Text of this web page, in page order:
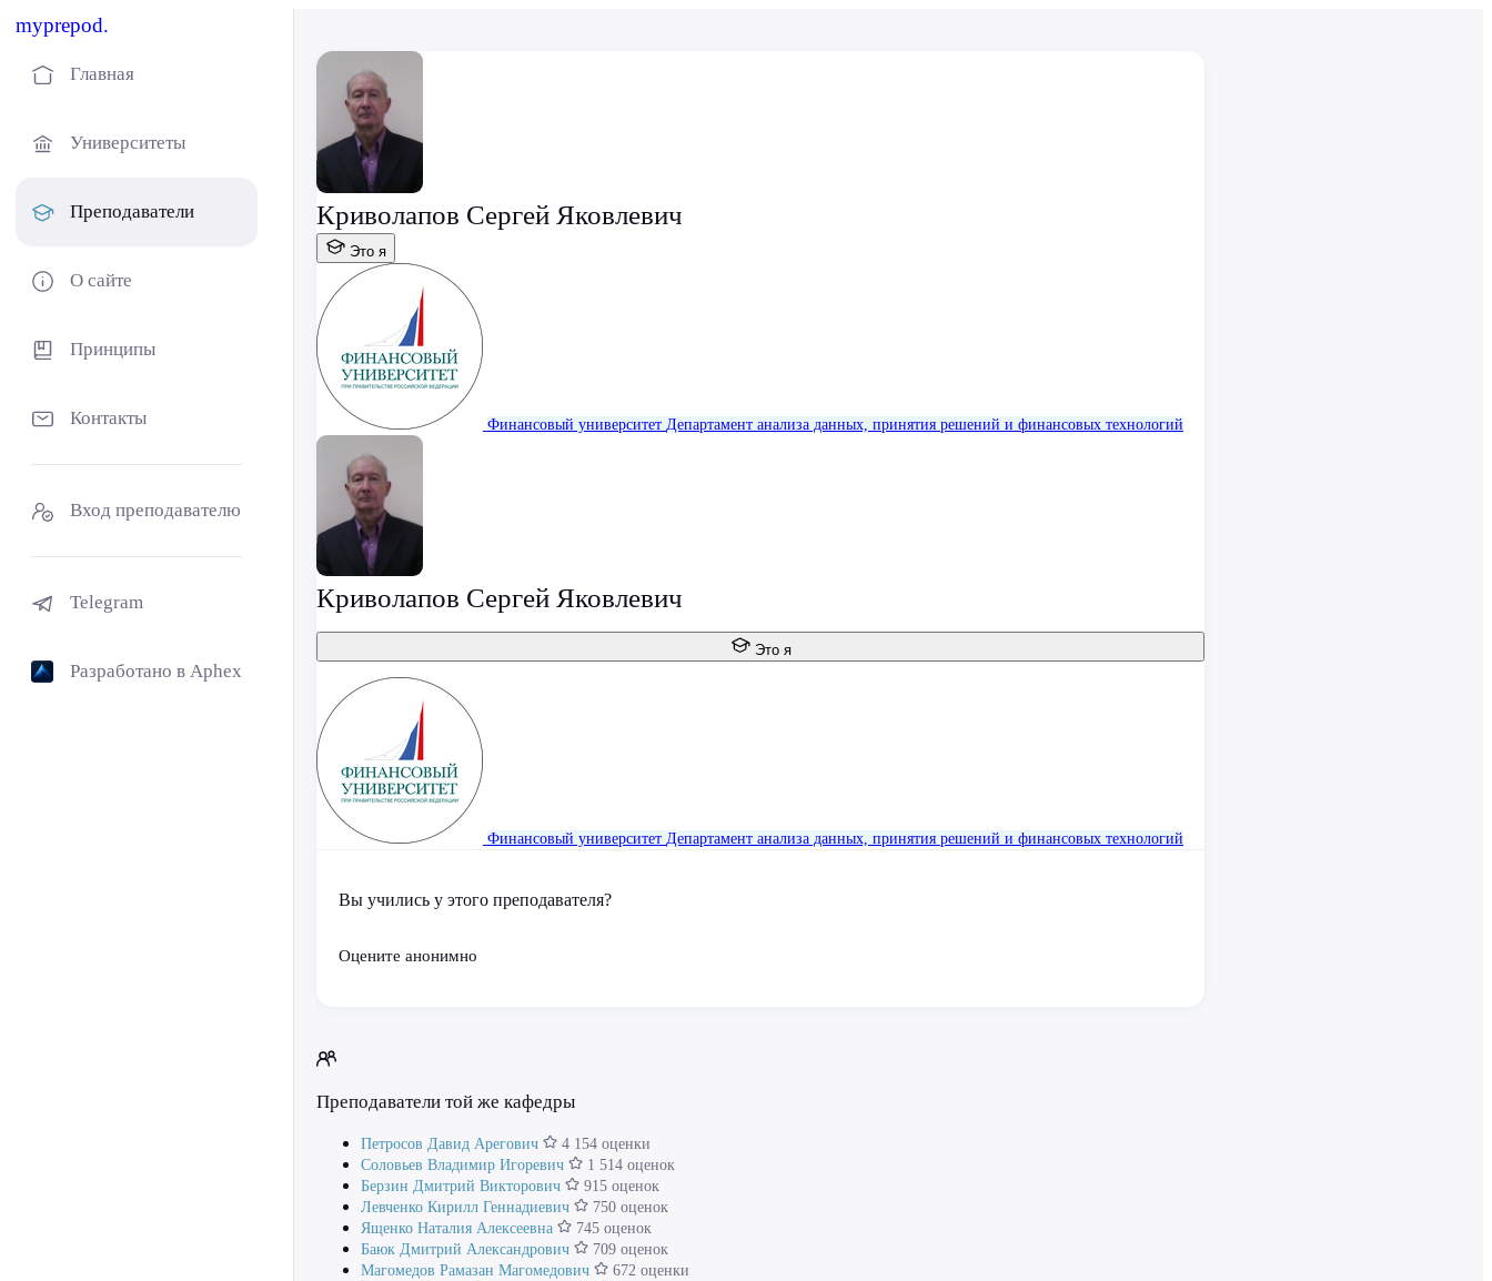
myprepod.
Главная
Университеты
Преподаватели
О сайте
Принципы
Контакты
Вход преподавателю
Telegram
Разработано в Aphex
Криволапов Сергей Яковлевич
Это я
Финансовый университет Департамент анализа данных, принятия решений и финансовых технологий
Криволапов Сергей Яковлевич
Это я
Финансовый университет Департамент анализа данных, принятия решений и финансовых технологий
Вы учились у этого преподавателя?
Оцените анонимно
Преподаватели той же кафедры
Петросов Давид Арегович
4 154 оценки
Соловьев Владимир Игоревич
1 514 оценок
Берзин Дмитрий Викторович
915 оценок
Левченко Кирилл Геннадиевич
750 оценок
Ященко Наталия Алексеевна
745 оценок
Баюк Дмитрий Александрович
709 оценок
Магомедов Рамазан Магомедович
672 оценки